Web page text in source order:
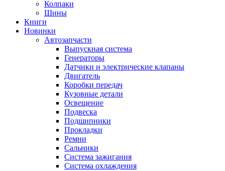
Колпаки
Шины
Книги
Новинки
Автозапчасти
Выпускная система
Генераторы
Датчики и электрические клапаны
Двигатель
Коробки передач
Кузовные детали
Освещение
Подвеска
Подшипники
Прокладки
Ремни
Сальники
Система зажигания
Система охлаждения